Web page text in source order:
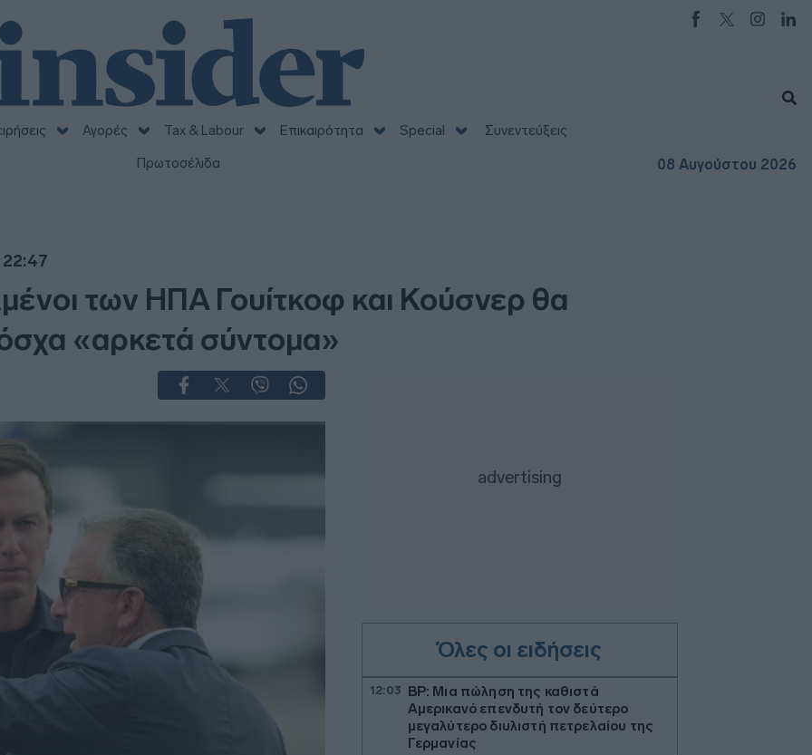
Αγορές Tax & Labour Επικαιρότητα Special
Συνεντεύξεις
Πρωτοσέλιδα
08 Αυγούστου 2026
των ΗΠΑ Γουίτκοφ και Κούσνερ θα
«αρκετά σύντομα»
Όλες οι ειδήσεις
12:03
BP: Μια πώληση της καθιστά
Αμερικανό επενδυτή τον δεύτερο
μεγαλύτερο διυλιστή πετρελαίου της
Γερμανίας